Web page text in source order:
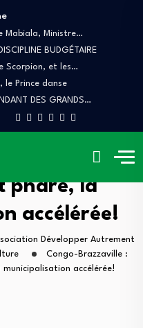
Mabiala, Ministre…
BUDGÉTAIRE
Scorpion, et les…
le Prince danse
DES GRANDS…
: l’anarque
phare, la
accélérée!
Développer Autrement
Congo-Brazzaville :
accélérée!